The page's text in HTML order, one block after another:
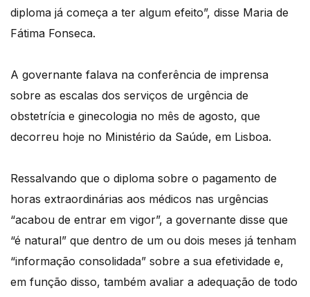
diploma já começa a ter algum efeito”, disse Maria de
Fátima Fonseca.
A governante falava na conferência de imprensa
sobre as escalas dos serviços de urgência de
obstetrícia e ginecologia no mês de agosto, que
decorreu hoje no Ministério da Saúde, em Lisboa.
Ressalvando que o diploma sobre o pagamento de
horas extraordinárias aos médicos nas urgências
“acabou de entrar em vigor”, a governante disse que
“é natural” que dentro de um ou dois meses já tenham
“informação consolidada” sobre a sua efetividade e,
em função disso, também avaliar a adequação de todo